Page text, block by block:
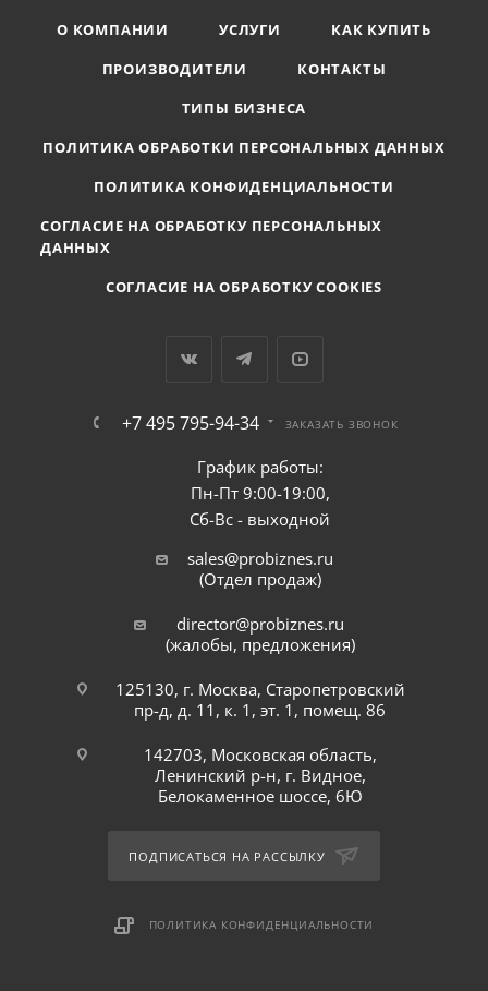
О КОМПАНИИ УСЛУГИ
КАК КУПИТЬ
ПРОИЗВОДИТЕЛИ
КОНТАКТЫ
ТИПЫ БИЗНЕСА
ПОЛИТИКА ОБРАБОТКИ ПЕРСОНАЛЬНЫХ ДАННЫХ
ПОЛИТИКА КОНФИДЕНЦИАЛЬНОСТИ
СОГЛАСИЕ НА ОБРАБОТКУ ПЕРСОНАЛЬНЫХ
ДАННЫХ
СОГЛАСИЕ НА ОБРАБОТКУ COOKIES
+7 495 795-94-34 ЗАКАЗАТЬ ЗВОНОК
График работы:
Пн-Пт 9:00-19:00,
Сб-Вс - выходной
sales@probiznes.ru
(Отдел продаж)
director@probiznes.ru
(жалобы, предложения)
125130, г. Москва, Старопетровский
пр-д, д. 11, к. 1, эт. 1, помещ. 86
142703, Московская область,
Ленинский р-н, г. Видное,
Белокаменное шоссе, 6Ю
ПОДПИСАТЬСЯ НА РАССЫЛКУ
ПОЛИТИКА КОНФИДЕНЦИАЛЬНОСТИ